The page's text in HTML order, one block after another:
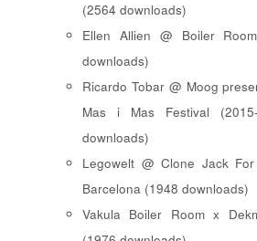
(2564 downloads)
Ellen Allien @ Boiler
downloads)
Ricardo Tobar @ Moog
Mas i Mas Festival
downloads)
Legowelt @ Clone Jack
Barcelona (1948 downloads)
Vakula Boiler Room x